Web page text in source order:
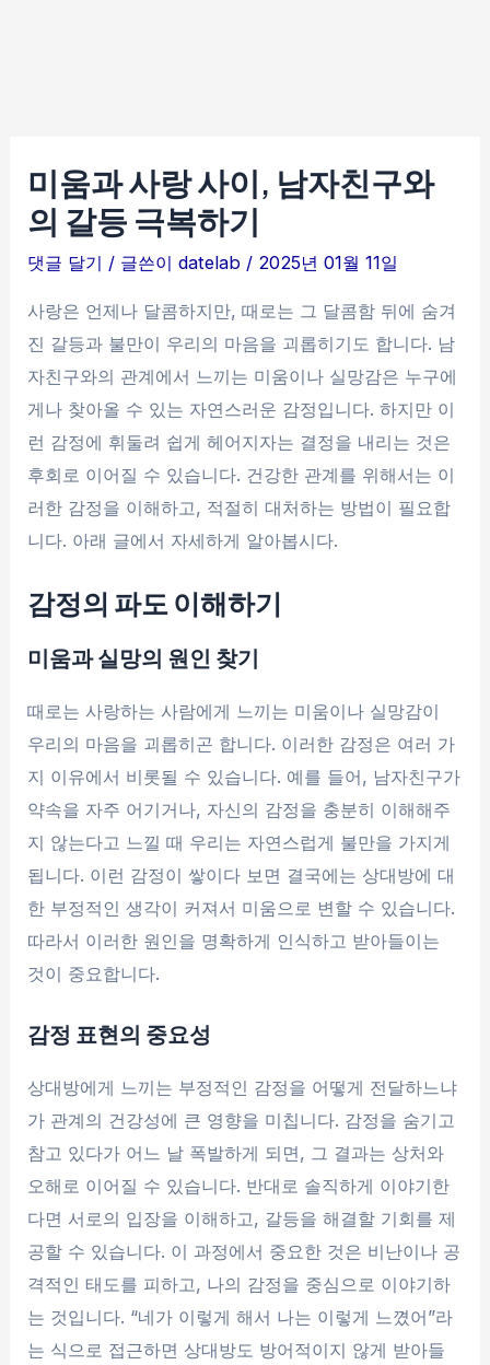
미움과 사랑 사이, 남자친구와
의 갈등 극복하기
댓글 달기 / 글쓴이datelab / 2025년 01월 11일
사랑은 언제나 달콤하지만, 때로는 그 달콤함 뒤에 숨겨
진 갈등과 불만이 우리의 마음을 괴롭히기도 합니다. 남
자친구와의 관계에서 느끼는 미움이나 실망감은 누구에
게나 찾아올 수 있는 자연스러운 감정입니다. 하지만 이
런 감정에 휘둘려 쉽게 헤어지자는 결정을 내리는 것은
후회로 이어질 수 있습니다. 건강한 관계를 위해서는 이
러한 감정을 이해하고, 적절히 대처하는 방법이 필요합
니다. 아래 글에서 자세하게 알아봅시다.
감정의 파도 이해하기
미움과 실망의 원인 찾기
때로는 사랑하는 사람에게 느끼는 미움이나 실망감이
우리의 마음을 괴롭히곤 합니다. 이러한 감정은 여러 가
지 이유에서 비롯될 수 있습니다. 예를 들어, 남자친구가
약속을 자주 어기거나, 자신의 감정을 충분히 이해해주
지 않는다고 느낄 때 우리는 자연스럽게 불만을 가지게
됩니다. 이런 감정이 쌓이다 보면 결국에는 상대방에 대
한 부정적인 생각이 커져서 미움으로 변할 수 있습니다.
따라서 이러한 원인을 명확하게 인식하고 받아들이는
것이 중요합니다.
감정 표현의 중요성
상대방에게 느끼는 부정적인 감정을 어떻게 전달하느냐
가 관계의 건강성에 큰 영향을 미칩니다. 감정을 숨기고
참고 있다가 어느 날 폭발하게 되면, 그 결과는 상처와
오해로 이어질 수 있습니다. 반대로 솔직하게 이야기한
다면 서로의 입장을 이해하고, 갈등을 해결할 기회를 제
공할 수 있습니다. 이 과정에서 중요한 것은 비난이나 공
격적인 태도를 피하고, 나의 감정을 중심으로 이야기하
는 것입니다. “네가 이렇게 해서 나는 이렇게 느꼈어”라
는 식으로 접근하면 상대방도 방어적이지 않게 받아들